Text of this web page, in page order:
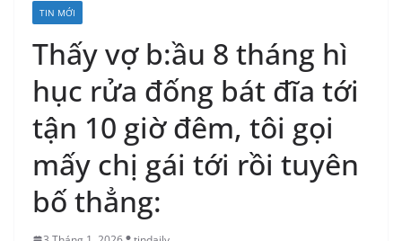
TIN MỚI
Thấy vợ b:ầu 8 tháng hì
hục rửa đống bát đĩa tới
tận 10 giờ đêm, tôi gọi
mấy chị gái tới rồi tuyên
bố thẳng: